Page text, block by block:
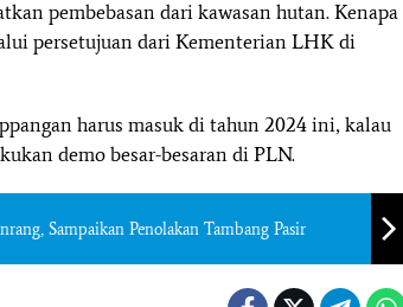
pembebasan dari kawasan hutan. Kenapa
persetujuan dari Kementerian LHK di
harus masuk di tahun 2024 ini, kalau
demo besar-besaran di PLN.
Sampaikan Penolakan Tambang Pasir